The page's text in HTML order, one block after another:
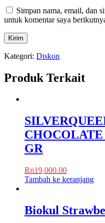
Simpan nama, email, dan
untuk komentar saya
Kategori: Diskon
Produk Terkait
GR
Rp19,000.00
Tambah ke keranjang
Biokul